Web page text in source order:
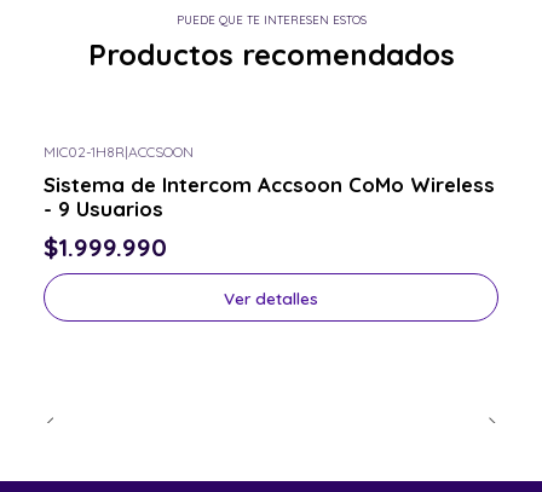
PUEDE QUE TE INTERESEN ESTOS
Productos recomendados
MIC02-1H8R|ACCSOON
Sistema de Intercom Accsoon CoMo Wireless
- 9 Usuarios
$1.999.990
Ver detalles